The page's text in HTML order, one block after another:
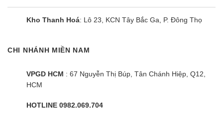
vận hành êm ái, tiết kiệm điện.
dụng máy nén thông thường, tiêu thụ nhiều điện năng
3. Giá điều hòa Nagakawa 24000BTU
Kho Thanh Hoá: Lô 23, KCN Tây Bắc Ga, P. Đông Thọ
CHI NHÁNH MIỀN NAM
VPGD HCM : 67 Nguyễn Thị Búp, Tân Chánh Hiệp, Q12,
HCM
HOTLINE 0982.069.704